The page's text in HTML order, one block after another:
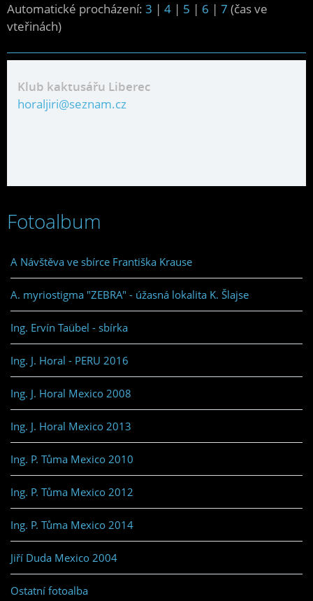
Automatické procházení: 3 | 4 | 5 | 6 | 7 (čas ve
vteřinách)
Klub kaktusářu Liberec
horaljiri@seznam.cz
Fotoalbum
A Návštěva ve sbírce Františka Krause
A. myriostigma "ZEBRA" - úžasná lokalita K. Šlajse
Ing. Ervín Taübel - sbírka
Ing. J. Horal - PERU 2016
Ing. J. Horal Mexico 2008
Ing. J. Horal Mexico 2013
Ing. P. Tůma Mexico 2010
Ing. P. Tůma Mexico 2012
Ing. P. Tůma Mexico 2014
Jiří Duda Mexico 2004
Ostatní fotoalba